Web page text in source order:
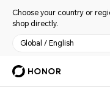
Choose your country or
shop directly.
Global / English